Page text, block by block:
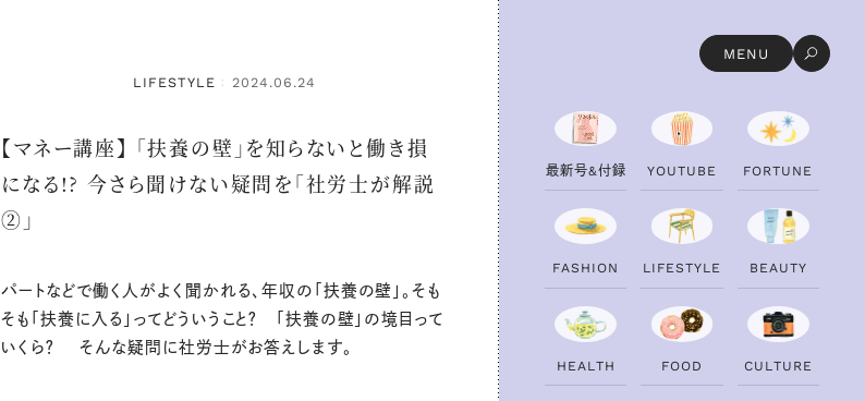
MENU
LIFESTYLE
： 2024.06.24
【マネー講座】 「扶養の壁」を知らないと働き損
になる!? 今さら聞けない疑問を「社労士が解説
②」
パートなどで働く人がよく聞かれる、年収の「扶養の壁」。そも
そも「扶養に入る」ってどういうこと？ 「扶養の壁」の境目って
いくら？ そんな疑問に社労士がお答えします。
最新号&付録 YOUTU B E FORTU N E
FAS H ION LI FESTYLE B EAUTY
H EALTH FOOD CU LTU RE